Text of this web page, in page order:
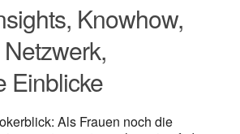
Knowhow,
Einblicke
Als Frauen noch die